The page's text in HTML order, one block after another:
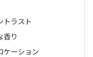
トラスト
香り
ケーション